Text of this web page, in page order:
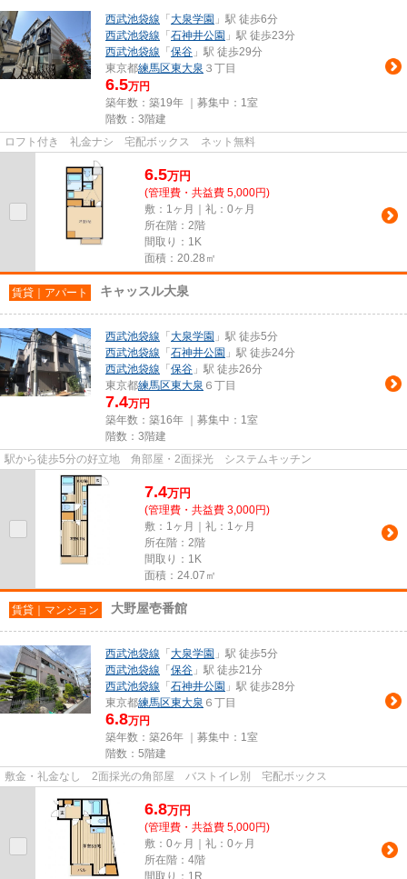
西武池袋線 「 大泉学園 」駅 徒歩6分
西武池袋線 「 石神井公園 」駅 徒歩23分
西武池袋線 「 保谷 」駅 徒歩29分
東京都練馬区東大泉 ３丁目
6.5万円
築年数：築19年 ｜募集中： 1室
階数：3階建
ロフト付き 礼金ナシ 宅配ボックス ネット無料
6.5万円
(管理費・共益費 5,000円)
敷：1ヶ月｜礼：0ヶ月
所在階：2階
間取り：1K
面積：20.28㎡
賃貸｜アパート キャッスル大泉
西武池袋線 「 大泉学園 」駅 徒歩5分
西武池袋線 「 石神井公園 」駅 徒歩24分
西武池袋線 「 保谷 」駅 徒歩26分
東京都練馬区東大泉 ６丁目
7.4万円
築年数：築16年 ｜募集中： 1室
階数：3階建
駅から徒歩5分の好立地 角部屋・2面採光 システムキッチン
7.4万円
(管理費・共益費 3,000円)
敷：1ヶ月｜礼：1ヶ月
所在階：2階
間取り：1K
面積：24.07㎡
賃貸｜マンション 大野屋壱番館
西武池袋線 「 大泉学園 」駅 徒歩5分
西武池袋線 「 保谷 」駅 徒歩21分
西武池袋線 「 石神井公園 」駅 徒歩28分
東京都練馬区東大泉 ６丁目
6.8万円
築年数：築26年 ｜募集中： 1室
階数：5階建
敷金・礼金なし 2面採光の角部屋 バストイレ別 宅配ボックス
6.8万円
(管理費・共益費 5,000円)
敷：0ヶ月｜礼：0ヶ月
所在階：4階
間取り：1R